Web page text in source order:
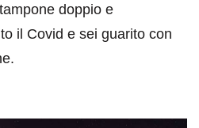
doppio e
il Covid e sei guarito con